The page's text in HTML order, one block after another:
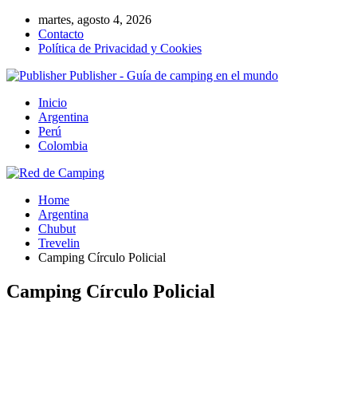
martes, agosto 4, 2026
Contacto
Política de Privacidad y Cookies
Publisher - Guía de camping en el mundo
Inicio
Argentina
Perú
Colombia
Home
Argentina
Chubut
Trevelin
Camping Círculo Policial
Camping Círculo Policial